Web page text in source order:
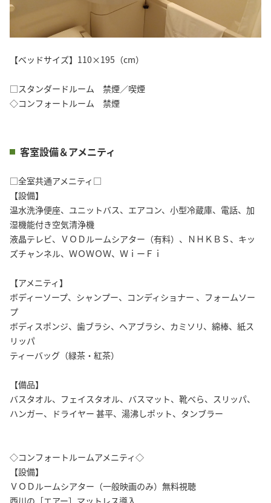
【ベッドサイズ】110×195（cm）
□スタンダードルーム 禁煙／喫煙
◇コンフォートルーム 禁煙
客室設備＆アメニティ
□全室共通アメニティ□
【設備】
温水洗浄便座、ユニットバス、エアコン、小型冷蔵庫、電話、加
湿機能付き空気清浄機
液晶テレビ、ＶＯＤルームシアター（有料）、ＮＨＫＢＳ、キッ
ズチャンネル、ＷＯＷＯＷ、ＷｉーＦｉ
【アメニティ】
ボディーソープ、シャンプー、コンディショナー 、フォームソー
プ
ボディスポンジ、歯ブラシ、ヘアブラシ、カミソリ、綿棒、紙ス
リッパ
ティーバッグ（緑茶・紅茶）
【備品】
バスタオル、フェイスタオル、バスマット、靴べら、スリッパ、
ハンガー、ドライヤー 甚平、湯沸しポット、タンブラー
◇コンフォートルームアメニティ◇
【設備】
ＶＯＤルームシアター（一般映画のみ）無料視聴